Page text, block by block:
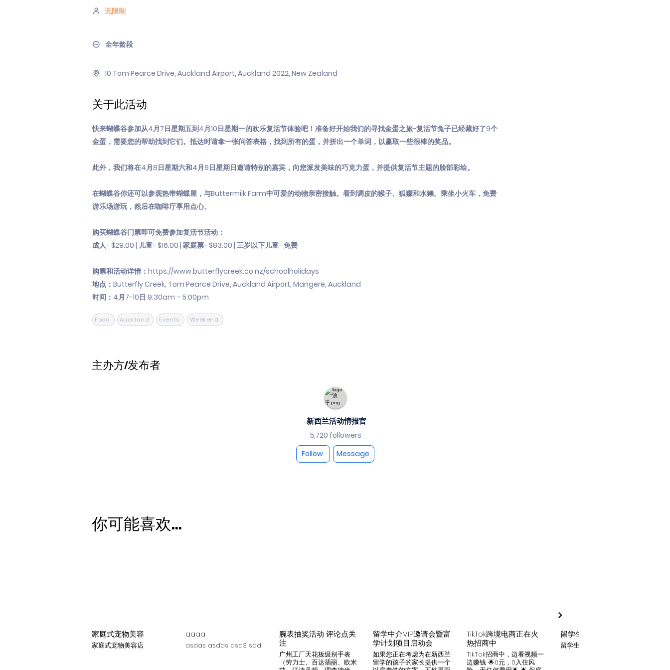
无限制
全年龄段
10 Tom Pearce Drive, Auckland Airport, Auckland 2022, New Zealand
关于此活动
快来蝴蝶谷参加从4月7日星期五到4月10日星期一的欢乐复活节体验吧！准备好开始我们的寻找金蛋之旅-复活节兔子已经藏好了9个
金蛋，需要您的帮助找到它们。抵达时请拿一张问答表格，找到所有的蛋，并拼出一个单词，以赢取一些很棒的奖品。
此外，我们将在4月8日星期六和4月9日星期日邀请特别的嘉宾，向您派发美味的巧克力蛋，并提供复活节主题的脸部彩绘。
在蝴蝶谷你还可以参观热带蝴蝶屋，与Buttermilk Farm中可爱的动物亲密接触。看到调皮的猴子、狐獴和水獭。乘坐小火车，免费
游乐场游玩，然后在咖啡厅享用点心。
购买蝴蝶谷门票即可免费参加复活节活动：
成人- $29.00 | 儿童- $16.00 | 家庭票- $83.00 | 三岁以下儿童- 免费
购票和活动详情： https://www.butterflycreek.co.nz/schoolholidays
地点：Butterfly Creek, Tom Pearce Drive, Auckland Airport, Mangere, Auckland
时间：4月7-10日 9:30am – 5:00pm
Food Auckland Events Weekend
主办方/发布者
新西兰活动情报官
5,720 followers
Follow
Message
你可能喜欢...
家庭式宠物美容
家庭式宠物美容店
aaaa
asdas asdas asd3 sad
腕表抽奖活动 评论点关
注
广州工厂天花板级别手表
（劳力士、百达翡丽、欧米
留学中介VIP邀请会暨富
学计划项目启动会
如果您正在考虑为在新西兰
留学的孩子的家长提供一个
TikTok跨境电商正在火
热招商中
TikTok招商中，边看视频一
边赚钱 🌟0元，0入住风
留学生贷款
留学生贷款专业平台